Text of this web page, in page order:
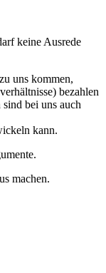
keine Ausrede
uns kommen,
bezahlen
bei uns auch
kann.
machen.